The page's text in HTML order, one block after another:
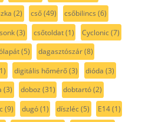
(2) cső(49) csőbilincs (6)
(3) csőtoldat(1) Cyclonic(7)
(5) dagasztószár(8)
digitális hőmérő(3) dióda (3)
(3) doboz (31) dobtartó(2)
(9) dugó(1) díszléc(5) E14(1)